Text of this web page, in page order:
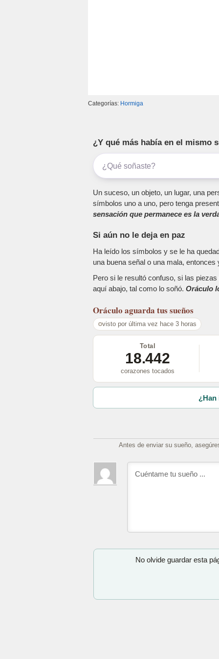
Categorías: Hormiga
¿Y qué más había en el mismo
Un suceso, un objeto, un lugar, una
símbolos uno a uno, pero tenga
sensación que permanece es la
Si aún no le deja en paz
Ha leído los símbolos y se le ha
una buena señal o una mala,
Pero si le resultó confuso, si las
aquí abajo, tal como lo soñó. Oráculo
Oráculo aguarda tus sueños
visto por última vez hace 3 horas
Total
18.442
corazones tocados
Antes de enviar su sueño,
No olvide guardar esta